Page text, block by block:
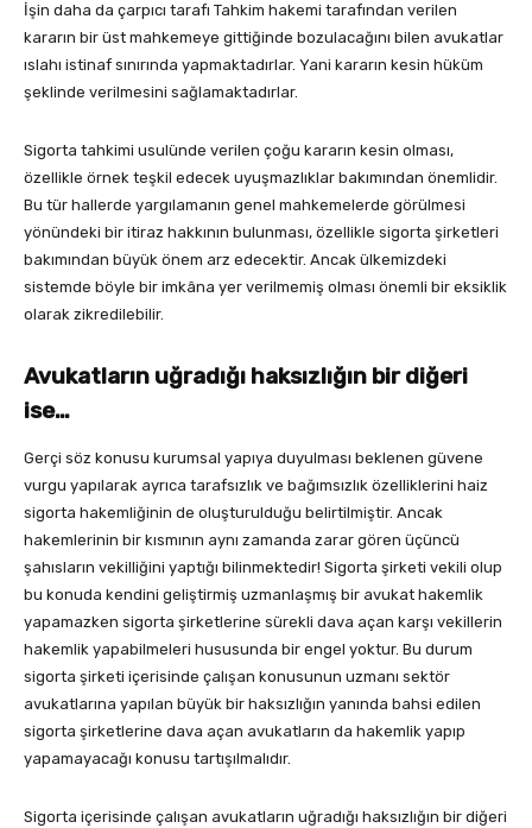
İşin daha da çarpıcı tarafı Tahkim hakemi tarafından verilen
kararın bir üst mahkemeye gittiğinde bozulacağını bilen avukatlar
ıslahı istinaf sınırında yapmaktadırlar. Yani kararın kesin hüküm
şeklinde verilmesini sağlamaktadırlar.
Sigorta tahkimi usulünde verilen çoğu kararın kesin olması,
özellikle örnek teşkil edecek uyuşmazlıklar bakımından önemlidir.
Bu tür hallerde yargılamanın genel mahkemelerde görülmesi
yönündeki bir itiraz hakkının bulunması, özellikle sigorta şirketleri
bakımından büyük önem arz edecektir. Ancak ülkemizdeki
sistemde böyle bir imkâna yer verilmemiş olması önemli bir eksiklik
olarak zikredilebilir.
Avukatların uğradığı haksızlığın bir diğeri
ise…
Gerçi söz konusu kurumsal yapıya duyulması beklenen güvene
vurgu yapılarak ayrıca tarafsızlık ve bağımsızlık özelliklerini haiz
sigorta hakemliğinin de oluşturulduğu belirtilmiştir. Ancak
hakemlerinin bir kısmının aynı zamanda zarar gören üçüncü
şahısların vekilliğini yaptığı bilinmektedir! Sigorta şirketi vekili olup
bu konuda kendini geliştirmiş uzmanlaşmış bir avukat hakemlik
yapamazken sigorta şirketlerine sürekli dava açan karşı vekillerin
hakemlik yapabilmeleri hususunda bir engel yoktur. Bu durum
sigorta şirketi içerisinde çalışan konusunun uzmanı sektör
avukatlarına yapılan büyük bir haksızlığın yanında bahsi edilen
sigorta şirketlerine dava açan avukatların da hakemlik yapıp
yapamayacağı konusu tartışılmalıdır.
Sigorta içerisinde çalışan avukatların uğradığı haksızlığın bir diğeri